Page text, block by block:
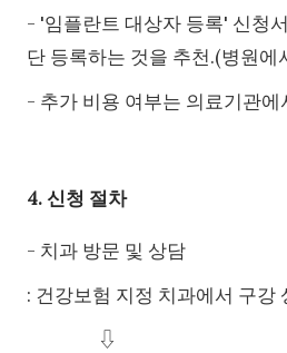
- '임플란트 대상자 등록' 신청
단 등록하는 것을 추천.(병원에
- 추가 비용 여부는 의료기관에
4. 신청 절차
- 치과 방문 및 상담
: 건강보험 지정 치과에서 구강
⇩